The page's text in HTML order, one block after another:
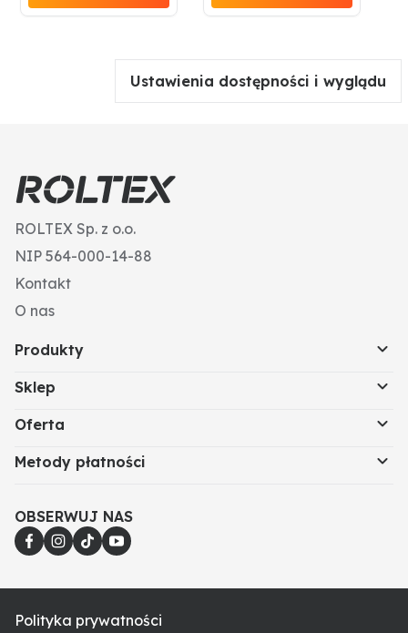
Ustawienia dostępności i wyglądu
ROLTEX Sp. z o.o.
NIP 564-000-14-88
Kontakt
O nas
Produkty
Sklep
Oferta
Metody płatności
OBSERWUJ NAS
Polityka prywatności